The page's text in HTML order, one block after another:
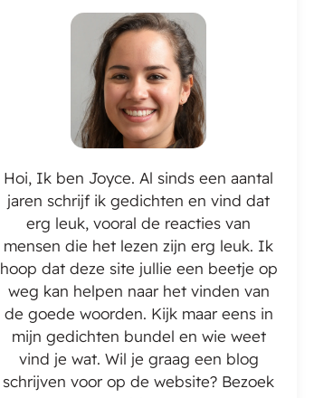
Hoi, Ik ben Joyce. Al sinds een aantal
jaren schrijf ik gedichten en vind dat
erg leuk, vooral de reacties van
mensen die het lezen zijn erg leuk. Ik
hoop dat deze site jullie een beetje op
weg kan helpen naar het vinden van
de goede woorden. Kijk maar eens in
mijn gedichten bundel en wie weet
vind je wat. Wil je graag een blog
schrijven voor op de website? Bezoek